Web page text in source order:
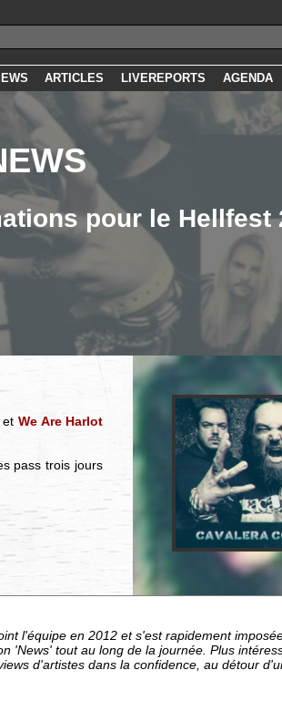
ARTICLES LIVEREPORTS AGENDA
pour le Hellfest
et We Are Harlot
pass trois jours
l'équipe en 2012 et s'est rapidement
'News' tout au long de la journée. Plus
d'artistes dans la confidence, au détour